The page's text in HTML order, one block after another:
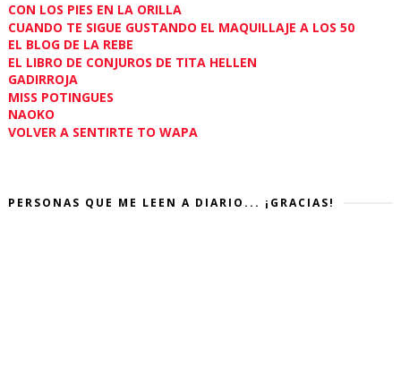
CON LOS PIES EN LA ORILLA
CUANDO TE SIGUE GUSTANDO EL MAQUILLAJE A LOS 50
EL BLOG DE LA REBE
EL LIBRO DE CONJUROS DE TITA HELLEN
GADIRROJA
MISS POTINGUES
NAOKO
VOLVER A SENTIRTE TO WAPA
PERSONAS QUE ME LEEN A DIARIO... ¡GRACIAS!